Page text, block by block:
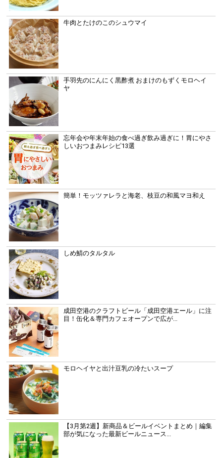
牛肉とたけのこのシュウマイ
手羽先のにんにく黒酢煮 おまけのもずくモロヘイ
ヤ
忘年会や年末年始の食べ過ぎ飲み過ぎに！胃にやさ
しいおつまみレシピ13選
簡単！モッツァレラと海老、枝豆の和風マヨ和え
しめ鯖のタルタル
成田空港のクラフトビール「成田空港エール」に注
目！缶化＆専門カフェオープンで広が...
モロヘイヤと出汁豆乳の冷たいスープ
【3月第2週】新商品＆ビールイベントまとめ｜編集
部が気になった最新ビールニュース...